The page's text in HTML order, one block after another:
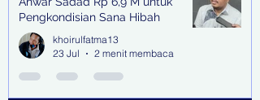
Pengkondisian Sana Hibah
khoirulfatma13
23 Jul
2 menit membaca